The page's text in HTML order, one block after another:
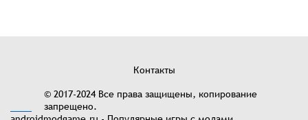
Контакты
© 2017-2024 Все права защищены, копирование
запрещено.